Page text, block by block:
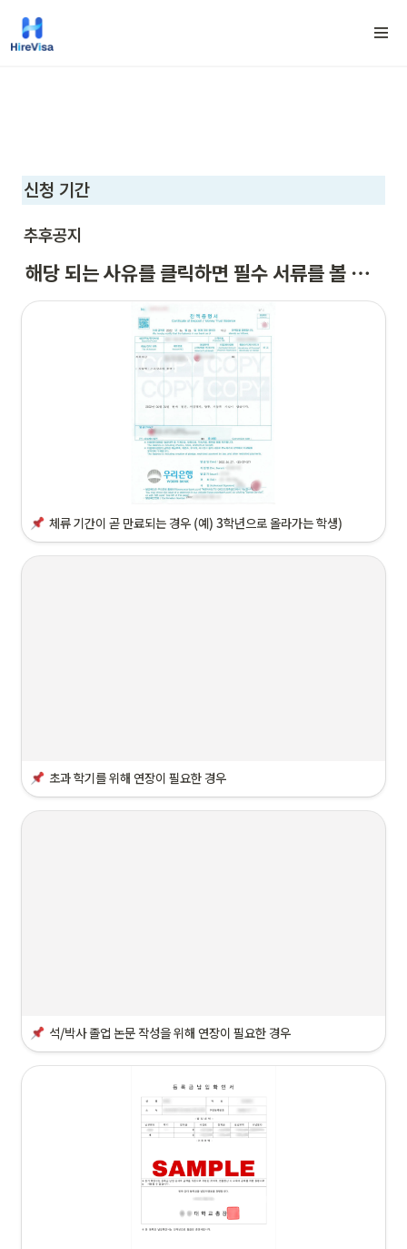
신청 기간
추후공지
해당 되는 사유를 클릭하면 필수 서류를 볼 수 있습니다.
체류 기간이 곧 만료되는 경우 (예) 3학년으로 올라가는 학생)
초과 학기를 위해 연장이 필요한 경우
석/박사 졸업 논문 작성을 위해 연장이 필요한 경우